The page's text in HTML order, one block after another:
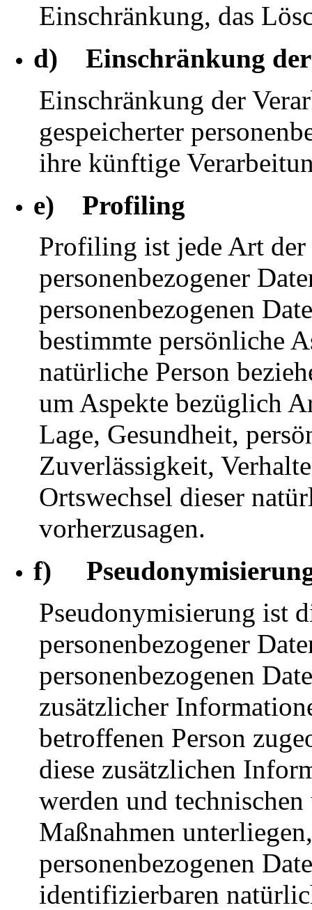
Einschränkung, das
d) Einschränkung der
Einschränkung der
gespeicherter
ihre künftige
e) Profiling
Profiling ist jede Art der
personenbezogener
personenbezogenen
bestimmte persönliche
natürliche Person
um Aspekte bezüglich
Lage, Gesundheit,
Zuverlässigkeit,
Ortswechsel dieser
vorherzusagen.
f)
Pseudonymisierung ist
personenbezogener
personenbezogenen
zusätzlicher
betroffenen Person
diese zusätzlichen
werden und
Maßnahmen
personenbezogenen
identifizierbaren